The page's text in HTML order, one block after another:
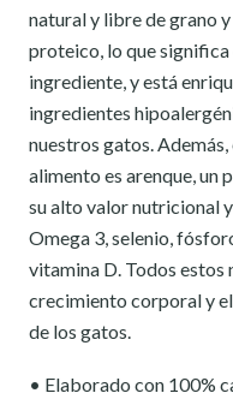
natural y libre de grano
proteico, lo que
ingrediente, y está
ingredientes
nuestros gatos.
alimento es arenque, un
su alto valor nutricional
Omega 3, selenio,
vitamina D. Todos estos
crecimiento corporal y
de los gatos.
• Elaborado con 100%